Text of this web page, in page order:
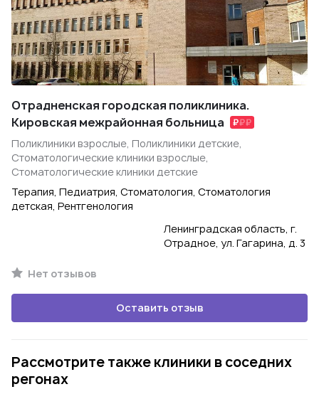
Отрадненская городская поликлиника.
Кировская межрайонная больница
Поликлиники взрослые, Поликлиники детские,
Стоматологические клиники взрослые,
Стоматологические клиники детские
Терапия, Педиатрия, Стоматология, Стоматология
детская, Рентгенология
Ленинградская область, г.
Отрадное, ул. Гагарина, д. 3
Нет отзывов
Оставить отзыв
Рассмотрите также клиники в соседних
регонах